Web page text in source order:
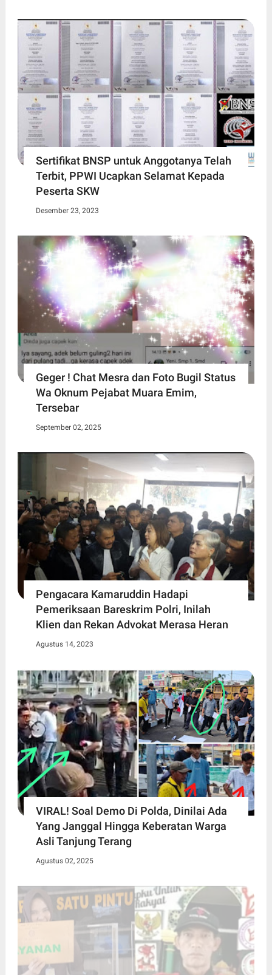
Sertifikat BNSP untuk Anggotanya Telah
Terbit, PPWI Ucapkan Selamat Kepada
Peserta SKW
Desember 23, 2023
Geger ! Chat Mesra dan Foto Bugil Status
Wa Oknum Pejabat Muara Emim,
Tersebar
September 02, 2025
Pengacara Kamaruddin Hadapi
Pemeriksaan Bareskrim Polri, Inilah
Klien dan Rekan Advokat Merasa Heran
Agustus 14, 2023
VIRAL! Soal Demo Di Polda, Dinilai Ada
Yang Janggal Hingga Keberatan Warga
Asli Tanjung Terang
Agustus 02, 2025